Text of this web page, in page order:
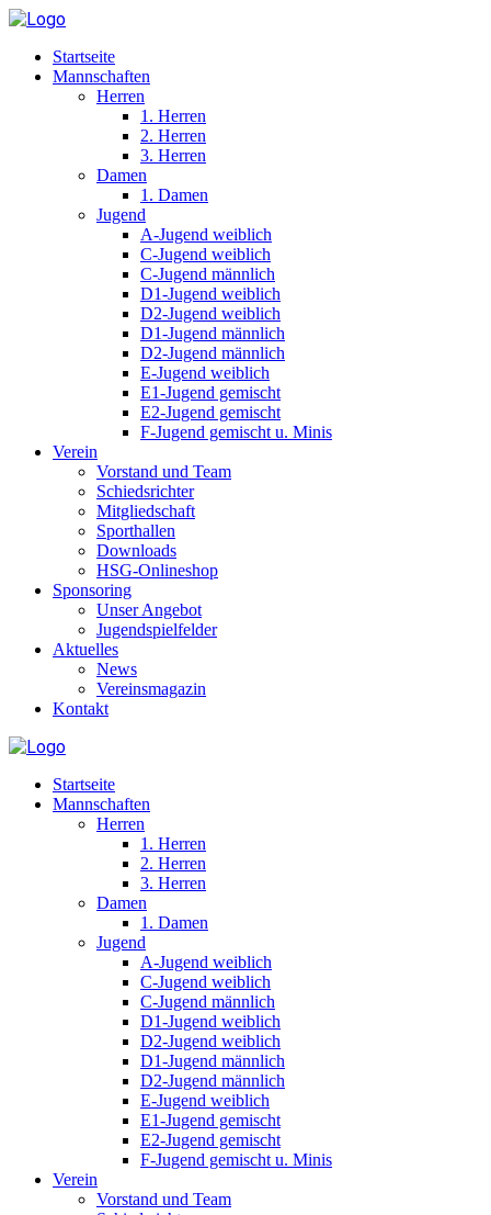
Startseite
Mannschaften
Herren
1. Herren
2. Herren
3. Herren
Damen
1. Damen
Jugend
A-Jugend weiblich
C-Jugend weiblich
C-Jugend männlich
D1-Jugend weiblich
D2-Jugend weiblich
D1-Jugend männlich
D2-Jugend männlich
E-Jugend weiblich
E1-Jugend gemischt
E2-Jugend gemischt
F-Jugend gemischt u. Minis
Verein
Vorstand und Team
Schiedsrichter
Mitgliedschaft
Sporthallen
Downloads
HSG-Onlineshop
Sponsoring
Unser Angebot
Jugendspielfelder
Aktuelles
News
Vereinsmagazin
Kontakt
Startseite
Mannschaften
Herren
1. Herren
2. Herren
3. Herren
Damen
1. Damen
Jugend
A-Jugend weiblich
C-Jugend weiblich
C-Jugend männlich
D1-Jugend weiblich
D2-Jugend weiblich
D1-Jugend männlich
D2-Jugend männlich
E-Jugend weiblich
E1-Jugend gemischt
E2-Jugend gemischt
F-Jugend gemischt u. Minis
Verein
Vorstand und Team